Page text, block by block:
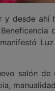
desde
salón